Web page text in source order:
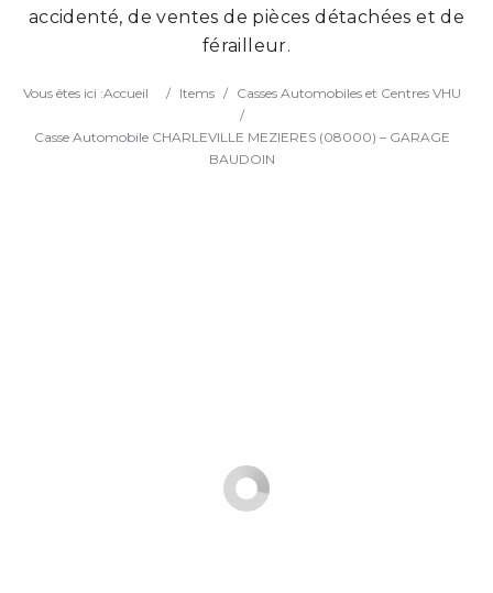
Search
accidenté, de ventes de pièces détachées et de
férailleur.
Vous êtes ici :Accueil / Items / Casses Automobiles et Centres VHU
/
Casse Automobile CHARLEVILLE MEZIERES (08000) – GARAGE
BAUDOIN